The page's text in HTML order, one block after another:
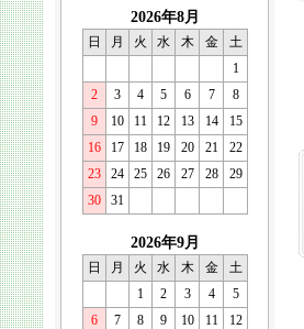
2026年8月
日 月 火 水 木 金
土
1
2
3 4 5 6 7
8
9
10 11 12 13 14
15
16
17 18 19 20 21
22
23
24 25 26 27 28
29
30
31
2026年9月
日 月 火 水 木 金
土
1
2 3 4
5
6
7 8 9 10 11
12